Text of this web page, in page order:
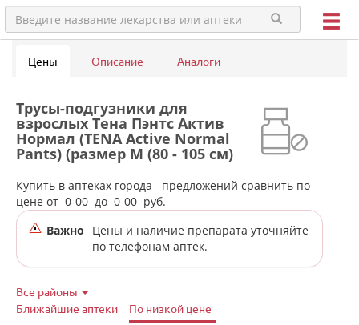
Цены Описание Аналоги
Трусы-подгузники для
взрослых Тена Пэнтс Актив
Нормал (TENA Active Normal
Pants) (размер M (80 - 105 см)
№30 (5,5 капель)) ААБ Китай
К.О в аптеках города Шали
Купить в аптеках города
предложений сравнить по
цене от 0-00 до 0-00 руб.
Важно
Цены и наличие препарата уточняйте
по телефонам аптек.
Все районы
Ближайшие аптеки
По низкой цене